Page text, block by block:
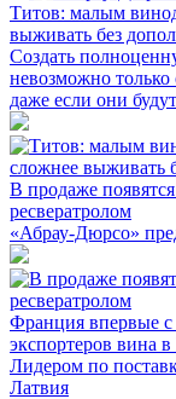
Титов: малым
выживать без
Создать
невозможно
даже если они
В продаже
ресвератролом
«Абрау-Дюрсо»
Франция впервые
экспортеров вина
Лидером по
Латвия